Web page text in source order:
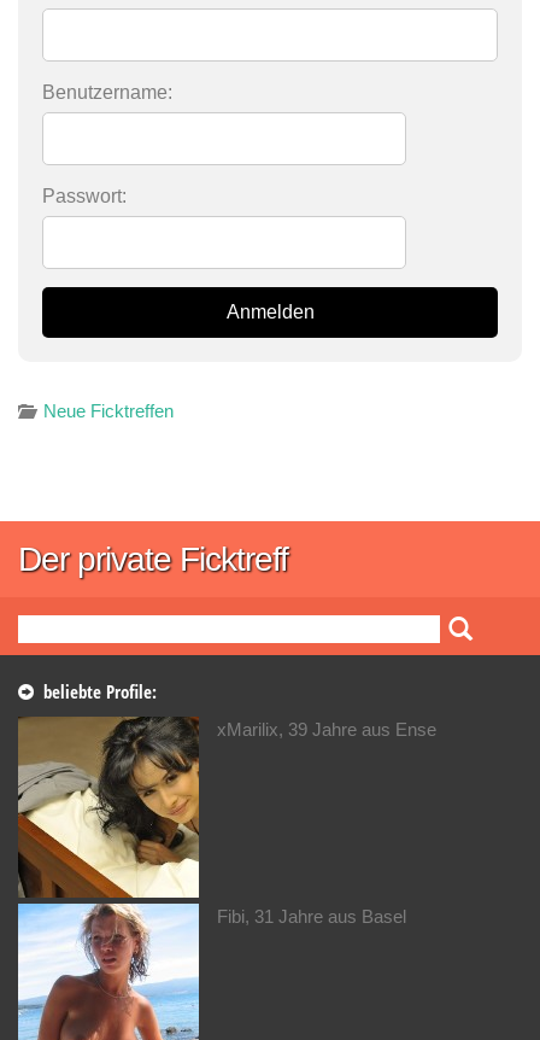
Benutzername:
Passwort:
Neue Ficktreffen
Der private Ficktreff
beliebte Profile:
xMarilix, 39 Jahre aus Ense
Fibi, 31 Jahre aus Basel